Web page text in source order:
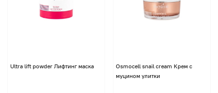
Ultra lift powder Лифтинг маска
Osmocell snail cream Крем с
муцином улитки